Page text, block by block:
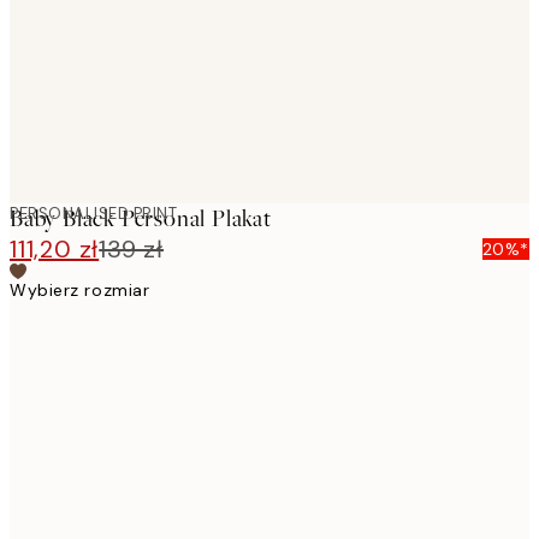
PERSONALISED PRINT
Baby Black Personal Plakat
111,20 zł139 zł
20%*
Wybierz rozmiar